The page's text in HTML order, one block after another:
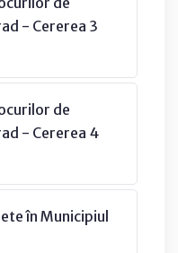
- Cererea 3
de
- Cererea 4
în Municipiul